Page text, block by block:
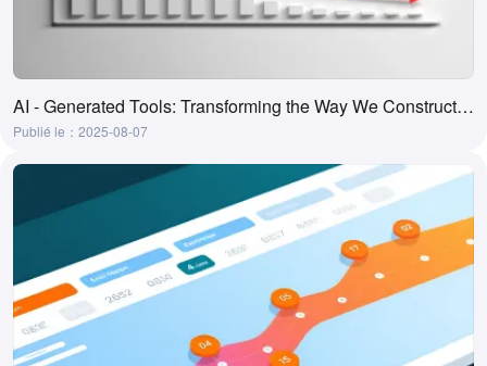
AI - Generated Tools: Transforming the Way We Construct and Comprehend Ladder Diagrams
Publié le：2025-08-07